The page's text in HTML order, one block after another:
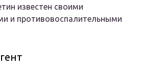
известен своими
и противовоспалительными